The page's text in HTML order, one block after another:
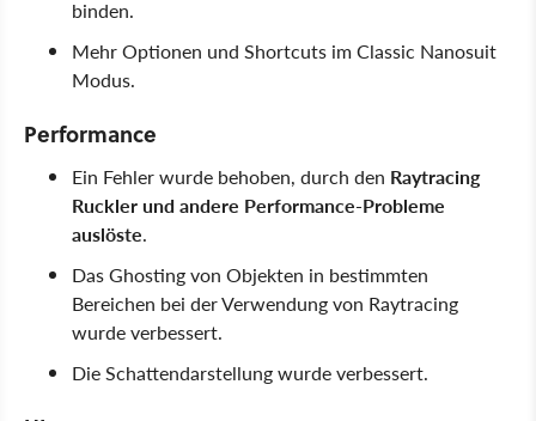
binden.
Mehr Optionen und Shortcuts im Classic Nanosuit
Modus.
Performance
Ein Fehler wurde behoben, durch den Raytracing
Ruckler und andere Performance-Probleme
auslöste.
Das Ghosting von Objekten in bestimmten
Bereichen bei der Verwendung von Raytracing
wurde verbessert.
Die Schattendarstellung wurde verbessert.